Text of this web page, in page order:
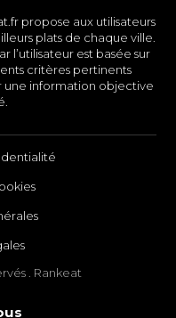
propose aux utilisateurs
plats de chaque ville.
l’utilisateur est basée sur
critères pertinents
information objective
. Rankeat